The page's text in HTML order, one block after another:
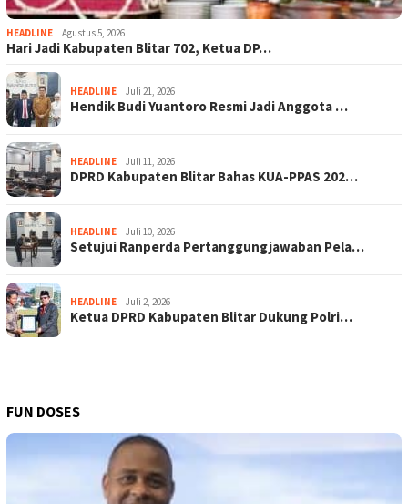
HEADLINE Agustus 5, 2026
Hari Jadi Kabupaten Blitar 702, Ketua DP…
HEADLINE Juli 21, 2026
Hendik Budi Yuantoro Resmi Jadi Anggota …
HEADLINE Juli 11, 2026
DPRD Kabupaten Blitar Bahas KUA-PPAS 202…
HEADLINE Juli 10, 2026
Setujui Ranperda Pertanggungjawaban Pela…
HEADLINE Juli 2, 2026
Ketua DPRD Kabupaten Blitar Dukung Polri…
FUN DOSES